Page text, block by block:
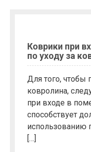
Коврики при
по уходу за
Для того, чтобы
ковролина,
при входе в
способствует
использованию
[…]